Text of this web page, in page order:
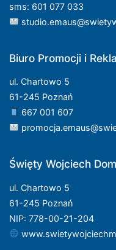
sms: 601 077 033
Biuro Promocji i
ul. Chartowo 5
61-245 Poznań
667 001 607
Święty Wojciech
ul. Chartowo 5
61-245 Poznań
NIP: 778-00-21-204